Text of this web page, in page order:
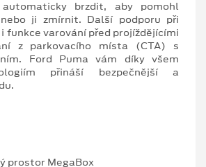
brzdit, aby pomohl
ji zmírnit. Další podporu při
funkce varování před projíždějícími
z parkovacího místa (CTA) s
Ford Puma vám díky všem
přináší bezpečnější a